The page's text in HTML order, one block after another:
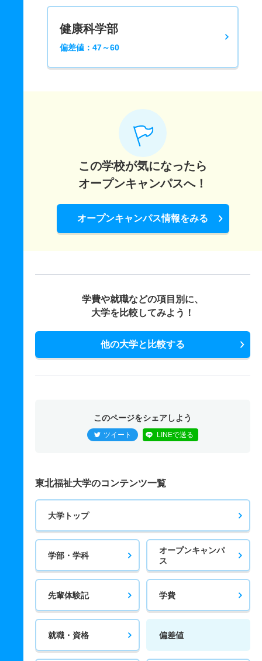
健康科学部
偏差値：47～60
この学校が気になったら
オープンキャンパスへ！
オープンキャンパス情報をみる
学費や就職などの項目別に、
大学を比較してみよう！
他の大学と比較する
このページをシェアしよう
ツイート LINEで送る
東北福祉大学のコンテンツ一覧
大学トップ
学部・学科
オープンキャンパ
ス
先輩体験記 学費
就職・資格 偏差値